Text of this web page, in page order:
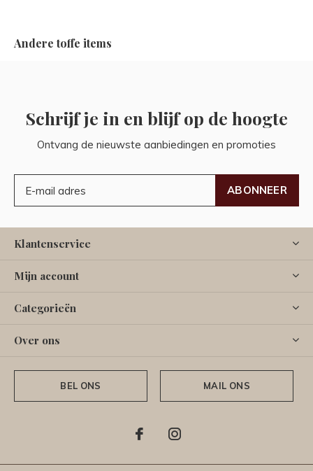
Andere toffe items
Schrijf je in en blijf op de hoogte
Ontvang de nieuwste aanbiedingen en promoties
ABONNEER
Klantenservice
Mijn account
Categorieën
Over ons
BEL ONS MAIL ONS